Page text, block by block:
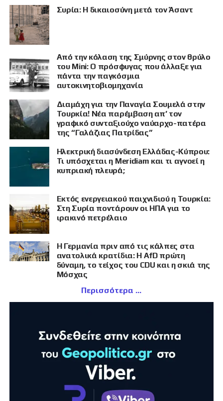
Συρία: Η δικαιοσύνη μετά τον Άσαντ
Από την κόλαση της Σμύρνης στον θρύλο
του Mini: Ο πρόσφυγας που άλλαξε για
πάντα την παγκόσμια
αυτοκινητοβιομηχανία
Διαμάχη για την Παναγία Σουμελά στην
Τουρκία! Νέα παρέμβαση απ’ τον
γραφικό συνταξιούχο ναύαρχο-πατέρα
της “Γαλάζιας Πατρίδας”
Ηλεκτρική διασύνδεση Ελλάδας-Κύπρου:
Τι υπόσχεται η Meridiam και τι αγνοεί η
κυπριακή πλευρά;
Εκτός ενεργειακού παιχνιδιού η Τουρκία:
Στη Συρία ποντάρουν οι ΗΠΑ για το
ιρακινό πετρέλαιο
Η Γερμανία πριν από τις κάλπες στα
ανατολικά κρατίδια: Η AfD πρώτη
δύναμη, το τείχος του CDU και η σκιά της
Μόσχας
Περισσότερα